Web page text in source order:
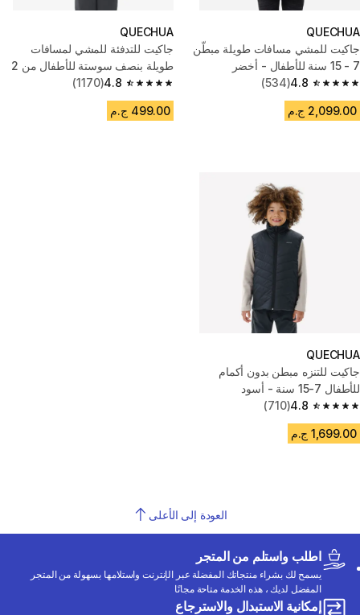
QUECHUA
جاكيت للمشي مسافات طويلة مبطّن
7 - 15 سنة للأطفال - أخضر
4.8
4.8 out of 5 stars from 534 reviews
(534)
2,099.00 ج.م
QUECHUA
جاكيت للتدفئة للمشي لمسافات
طويلة بنصف سوستة للأطفال من 2
إلى 6 سنوات - كحلي
4.8
4.8 out of 5 stars from 1170 reviews
(1170)
499.00 ج.م
QUECHUA
جاكيت للتنزه مبطن بدون أكمام
للأطفال 7-15 سنة - أسود
4.8
4.8 out of 5 stars from 710 reviews
(710)
1,699.00 ج.م
العودة إلى الأعلى
اطلب واستلم من المتجر
يسمح لك بشراء منتجاتك المفضلة عبر الإنترنت واستلامها بسهولة من المتجر
المفضل لديك ، هذه الخدمة متاحة مجانًا
إمكانية الاستبدال والاسترجاع